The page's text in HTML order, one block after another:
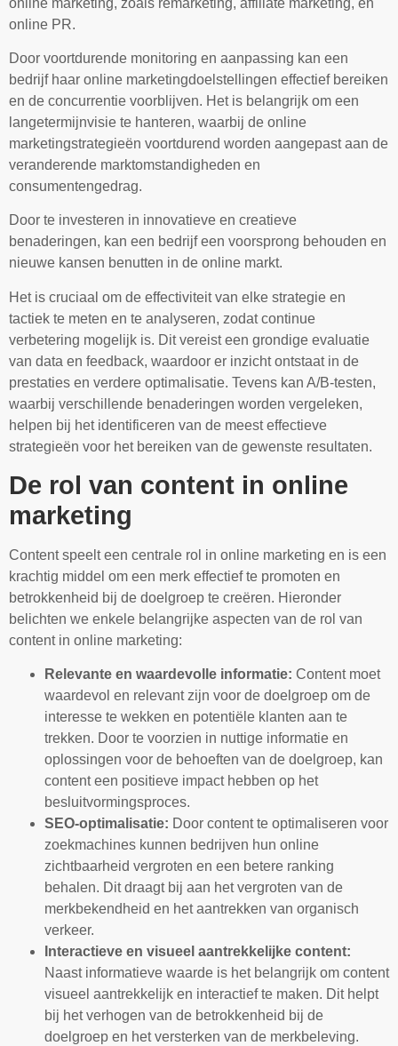
online PR.
Door voortdurende monitoring en aanpassing kan een
bedrijf haar online marketingdoelstellingen effectief bereiken
en de concurrentie voorblijven. Het is belangrijk om een
langetermijnvisie te hanteren, waarbij de online
marketingstrategieën voortdurend worden aangepast aan de
veranderende marktomstandigheden en
consumentengedrag.
Door te investeren in innovatieve en creatieve
benaderingen, kan een bedrijf een voorsprong behouden en
nieuwe kansen benutten in de online markt.
Het is cruciaal om de effectiviteit van elke strategie en
tactiek te meten en te analyseren, zodat continue
verbetering mogelijk is. Dit vereist een grondige evaluatie
van data en feedback, waardoor er inzicht ontstaat in de
prestaties en verdere optimalisatie. Tevens kan A/B-testen,
waarbij verschillende benaderingen worden vergeleken,
helpen bij het identificeren van de meest effectieve
strategieën voor het bereiken van de gewenste resultaten.
De rol van content in online
marketing
Content speelt een centrale rol in online marketing en is een
krachtig middel om een merk effectief te promoten en
betrokkenheid bij de doelgroep te creëren. Hieronder
belichten we enkele belangrijke aspecten van de rol van
content in online marketing:
Relevante en waardevolle informatie: Content moet
waardevol en relevant zijn voor de doelgroep om de
interesse te wekken en potentiële klanten aan te
trekken. Door te voorzien in nuttige informatie en
oplossingen voor de behoeften van de doelgroep, kan
content een positieve impact hebben op het
besluitvormingsproces.
SEO-optimalisatie: Door content te optimaliseren voor
zoekmachines kunnen bedrijven hun online
zichtbaarheid vergroten en een betere ranking
behalen. Dit draagt bij aan het vergroten van de
merkbekendheid en het aantrekken van organisch
verkeer.
Interactieve en visueel aantrekkelijke content:
Naast informatieve waarde is het belangrijk om content
visueel aantrekkelijk en interactief te maken. Dit helpt
bij het verhogen van de betrokkenheid bij de
doelgroep en het versterken van de merkbeleving.